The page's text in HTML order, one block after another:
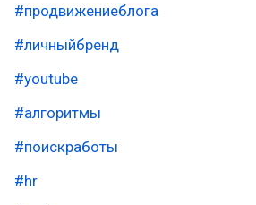
#продвижениеблога
#личныйбренд
#youtube
#алгоритмы
#поискработы
#hr